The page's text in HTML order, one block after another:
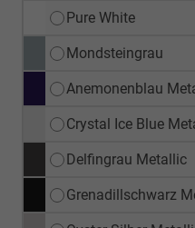
Pure White
Mondsteingrau
Anemonenblau
Crystal Ice Blue
Delfingrau Metallic
Grenadillschwarz